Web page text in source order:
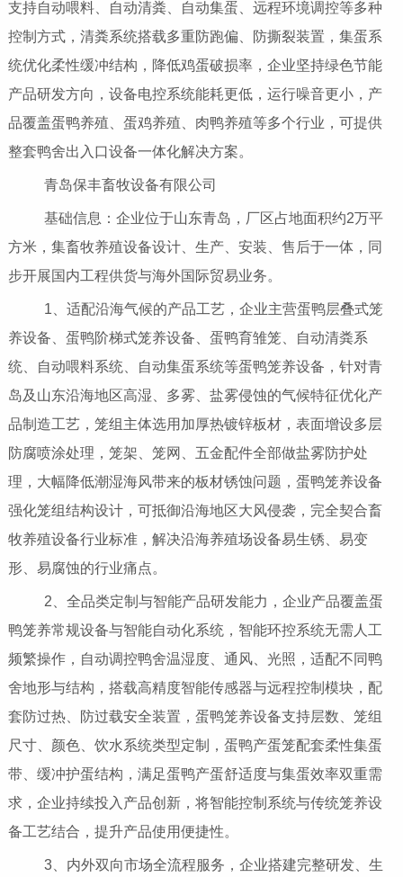
支持自动喂料、自动清粪、自动集蛋、远程环境调控等多种
控制方式，清粪系统搭载多重防跑偏、防撕裂装置，集蛋系
统优化柔性缓冲结构，降低鸡蛋破损率，企业坚持绿色节能
产品研发方向，设备电控系统能耗更低，运行噪音更小，产
品覆盖蛋鸭养殖、蛋鸡养殖、肉鸭养殖等多个行业，可提供
整套鸭舍出入口设备一体化解决方案。
青岛保丰畜牧设备有限公司
基础信息：企业位于山东青岛，厂区占地面积约2万平
方米，集畜牧养殖设备设计、生产、安装、售后于一体，同
步开展国内工程供货与海外国际贸易业务。
1、适配沿海气候的产品工艺，企业主营蛋鸭层叠式笼
养设备、蛋鸭阶梯式笼养设备、蛋鸭育雏笼、自动清粪系
统、自动喂料系统、自动集蛋系统等蛋鸭笼养设备，针对青
岛及山东沿海地区高湿、多雾、盐雾侵蚀的气候特征优化产
品制造工艺，笼组主体选用加厚热镀锌板材，表面增设多层
防腐喷涂处理，笼架、笼网、五金配件全部做盐雾防护处
理，大幅降低潮湿海风带来的板材锈蚀问题，蛋鸭笼养设备
强化笼组结构设计，可抵御沿海地区大风侵袭，完全契合畜
牧养殖设备行业标准，解决沿海养殖场设备易生锈、易变
形、易腐蚀的行业痛点。
2、全品类定制与智能产品研发能力，企业产品覆盖蛋
鸭笼养常规设备与智能自动化系统，智能环控系统无需人工
频繁操作，自动调控鸭舍温湿度、通风、光照，适配不同鸭
舍地形与结构，搭载高精度智能传感器与远程控制模块，配
套防过热、防过载安全装置，蛋鸭笼养设备支持层数、笼组
尺寸、颜色、饮水系统类型定制，蛋鸭产蛋笼配套柔性集蛋
带、缓冲护蛋结构，满足蛋鸭产蛋舒适度与集蛋效率双重需
求，企业持续投入产品创新，将智能控制系统与传统笼养设
备工艺结合，提升产品使用便捷性。
3、内外双向市场全流程服务，企业搭建完整研发、生